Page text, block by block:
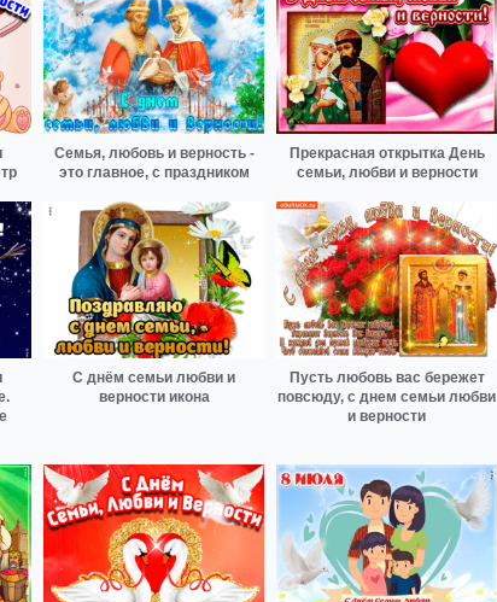
Семья, любовь и верность -
это главное, с праздником
Прекрасная открытка День
семьи, любви и верности
С днём семьи любви и
верности икона
Пусть любовь вас бережет
повсюду, с днем семьи любви
и верности